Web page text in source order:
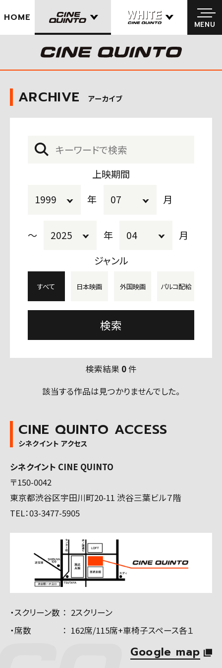
HOME
MENU
MENU
ARCHIVE アーカイブ
上映期間
年
月
〜 年
月
ジャンル
すべて 日本映画 外国映画 パルコ配給
検索結果 0件
該当する作品は見つかりませんでした。
CINE QUINTO ACCESS
シネクイント アクセス
シネクイント CINE QUINTO
〒150-0042
東京都渋谷区宇田川町20-11 渋谷三葉ビル７階
TEL：03-3477-5905
・スクリーン数
2スクリーン
・席数
162席/115席+車椅子スペース各１
Google map